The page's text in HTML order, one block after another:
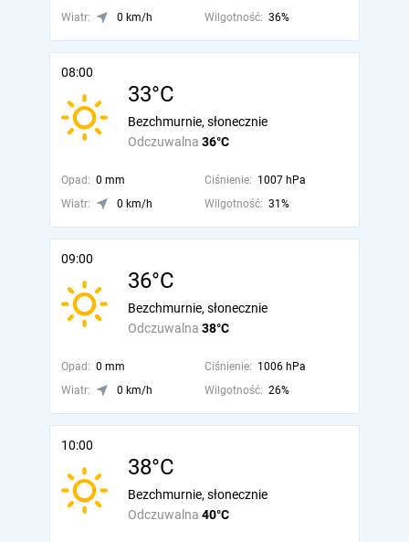
Wiatr: 0 km/h Wilgotność: 36%
08:00
33°C
Odczuwalna 36°C
Bezchmurnie, słonecznie
Opad: 0 mm Ciśnienie: 1007 hPa
Wiatr:
0 km/h Wilgotność: 31%
09:00
36°C
Odczuwalna 38°C
Bezchmurnie, słonecznie
Opad: 0 mm Ciśnienie: 1006 hPa
Wiatr:
0 km/h Wilgotność: 26%
10:00
38°C
Odczuwalna 40°C
Bezchmurnie, słonecznie